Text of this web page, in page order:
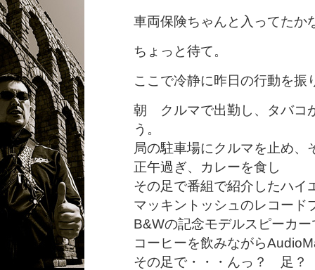
車両保険ちゃんと入ってた
ちょっと待て。
ここで冷静に昨日の行動を振
朝 クルマで出勤し、タバコ
う。
局の駐車場にクルマを止め、
正午過ぎ、カレーを食し
その足で番組で紹介したハイ
マッキントッシュのレコード
B&Wの記念モデルスピーカ
コーヒーを飲みながら
その足で・・・んっ？ 足？